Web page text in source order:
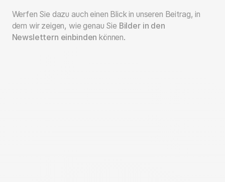
Werfen Sie dazu auch einen Blick in unseren Beitrag, in
dem wir zeigen, wie genau Sie Bilder in den
Newslettern einbinden können.